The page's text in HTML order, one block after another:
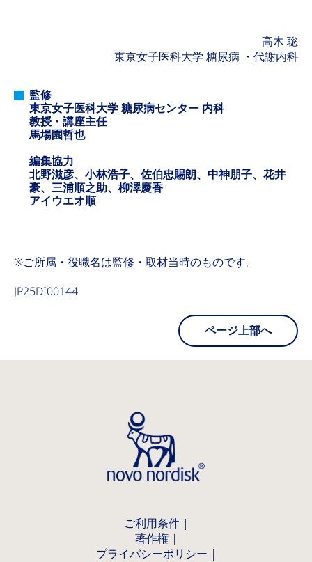
高木 聡
東京女子医科大学 糖尿病 ・代謝内科
監修
東京女子医科大学 糖尿病センター 内科
教授・講座主任
馬場園哲也
編集協力
北野滋彦、小林浩子、佐伯忠賜朗、中神朋子、花井
豪、三浦順之助、柳澤慶香
アイウエオ順
※ご所属・役職名は監修・取材当時のものです。
JP25DI00144
ページ上部へ
ご利用条件
著作権
プライバシーポリシー